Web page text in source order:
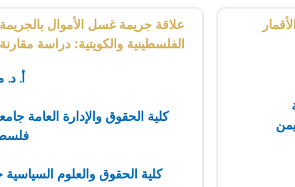
علاقة جريمة غسل الأموال
الفلسطينية والكويتية: دراسة مقارنة
أ.
كلية الحقوق والإدارة العامة
كلية الحقوق والعلوم السياسية جامعة